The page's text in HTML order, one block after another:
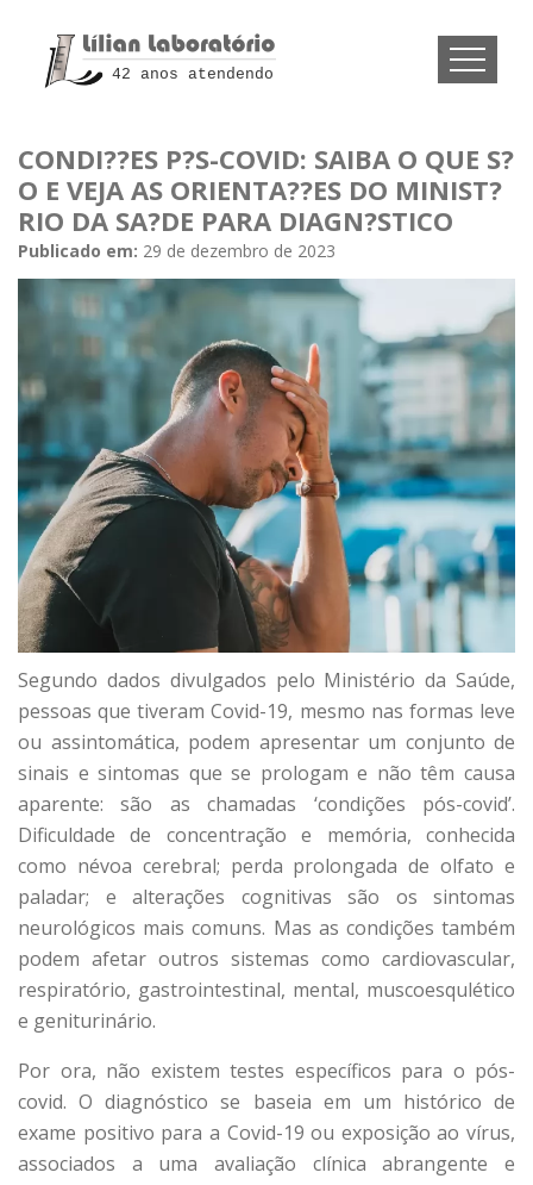
42 anos atendendo
CONDI??ES P?S-COVID: SAIBA O QUE S?
O E VEJA AS ORIENTA??ES DO MINIST?
RIO DA SA?DE PARA DIAGN?STICO
Publicado em: 29 de dezembro de 2023
Segundo dados divulgados pelo Ministério da Saúde,
pessoas que tiveram Covid-19, mesmo nas formas leve
ou assintomática, podem apresentar um conjunto de
sinais e sintomas que se prologam e não têm causa
aparente: são as chamadas ‘condições pós-covid’.
Dificuldade de concentração e memória, conhecida
como névoa cerebral; perda prolongada de olfato e
paladar; e alterações cognitivas são os sintomas
neurológicos mais comuns. Mas as condições também
podem afetar outros sistemas como cardiovascular,
respiratório, gastrointestinal, mental, muscoesqulético
e geniturinário.
Por ora, não existem testes específicos para o pós-
covid. O diagnóstico se baseia em um histórico de
exame positivo para a Covid-19 ou exposição ao vírus,
associados a uma avaliação clínica abrangente e